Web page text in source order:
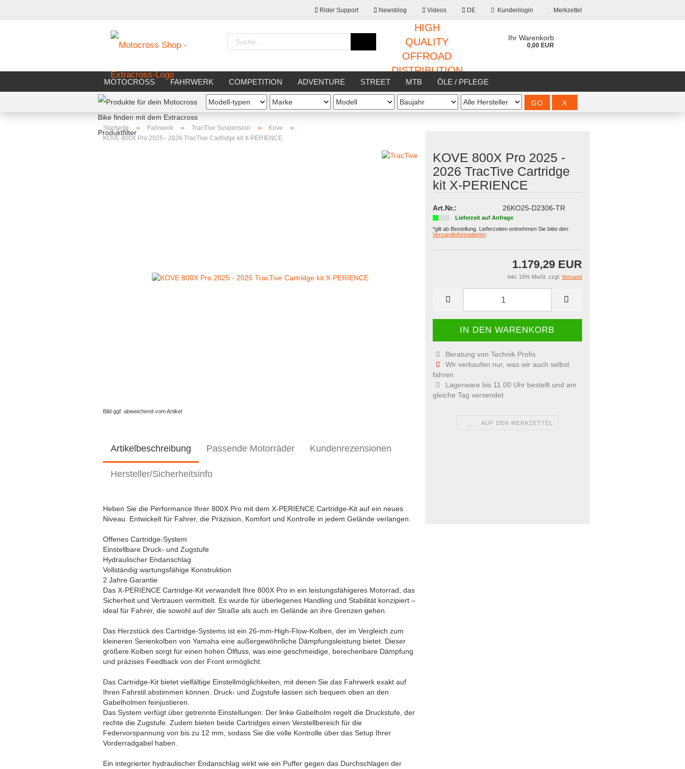
Rider Support Newsblog Videos DE Kundenlogin
Konto erstellen
Passwort vergessen?
Merkzettel
HIGH
QUALITY
OFFROAD
DISTRIBUTION
Ihr Warenkorb
0,00 EUR
MOTOCROSS FAHRWERK COMPETITION ADVENTURE STREET MTB ÖLE / PFLEGE
FAHRERAUSSTATTUNG WERKSTATT SONSTIGES %SALE%
Startseite » Fahrwerk » TracTive Suspension » Kove »
KOVE 800X Pro 2025 - 2026 TracTive Cartridge kit X-PERIENCE
Bild ggf. abweichend vom Artikel
KOVE 800X Pro 2025 -
2026 TracTive Cartridge
kit X-PERIENCE
Art.Nr.: 26KO25-D2306-TR
Lieferzeit auf Anfrage
*gilt ab Bestellung. Lieferzeiten entnehmen Sie bitte den
Versandinformationen
1.179,29 EUR
inkl. 19% MwSt. zzgl. Versand
Beratung von Technik Profis
Wir verkaufen nur, was wir auch selbst
fahren
Lagerware bis 11.00 Uhr bestellt und am
gleiche Tag versendet
AUF DEN MERKZETTEL
Artikelbeschreibung Passende Motorräder Kundenrezensionen
Hersteller/Sicherheitsinfo
Heben Sie die Performance Ihrer 800X Pro mit dem X-PERIENCE Cartridge-Kit auf ein neues
Niveau. Entwickelt für Fahrer, die Präzision, Komfort und Kontrolle in jedem Gelände verlangen.
Offenes Cartridge-System
Einstellbare Druck- und Zugstufe
Hydraulischer Endanschlag
Vollständig wartungsfähige Konstruktion
2 Jahre Garantie
Das X-PERIENCE Cartridge-Kit verwandelt Ihre 800X Pro in ein leistungsfähigeres Motorrad, das
Sicherheit und Vertrauen vermittelt. Es wurde für überlegenes Handling und Stabilität konzipiert –
ideal für Fahrer, die sowohl auf der Straße als auch im Gelände an ihre Grenzen gehen.
Das Herzstück des Cartridge-Systems ist ein 26-mm-High-Flow-Kolben, der im Vergleich zum
kleineren Serienkolben von Yamaha eine außergewöhnliche Dämpfungsleistung bietet. Dieser
größere Kolben sorgt für einen hohen Ölfluss, was eine geschmeidige, berechenbare Dämpfung
und präzises Feedback von der Front ermöglicht.
Das Cartridge-Kit bietet vielfältige Einstellmöglichkeiten, mit denen Sie das Fahrwerk exakt auf
Ihren Fahrstil abstimmen können. Druck- und Zugstufe lassen sich bequem oben an den
Gabelholmen feinjustieren.
Das System verfügt über getrennte Einstellungen: Der linke Gabelholm regelt die Druckstufe, der
rechte die Zugstufe. Zudem bieten beide Cartridges einen Verstellbereich für die
Federvorspannung von bis zu 12 mm, sodass Sie die volle Kontrolle über das Setup Ihrer
Vorderradgabel haben.
Ein integrierter hydraulischer Endanschlag wirkt wie ein Puffer gegen das Durchschlagen der